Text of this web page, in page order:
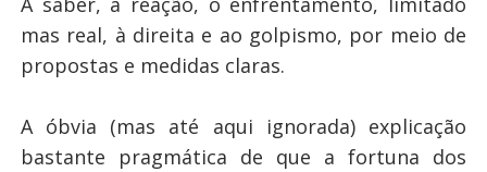
mas real, à direita e ao golpismo, por meio de
propostas e medidas claras.
A óbvia (mas até aqui ignorada) explicação
bastante pragmática de que a fortuna dos